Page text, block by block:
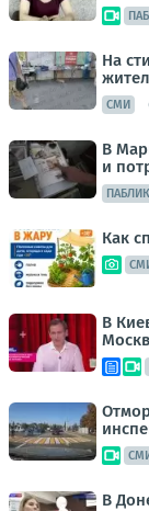
На
СМИ
В
и
Как
В
В